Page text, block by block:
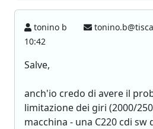
tonino b
10:42
Salve,
anch'io credo di avere il
limitazione dei giri (2000/
macchina - una C220 cdi sw